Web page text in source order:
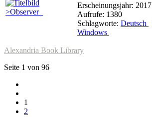
Erscheinungsjahr: 2017
Aufrufe: 1380
Schlagworte: Deutsch
Windows
Alexandria Book Library
Seite 1 von 96
1
2